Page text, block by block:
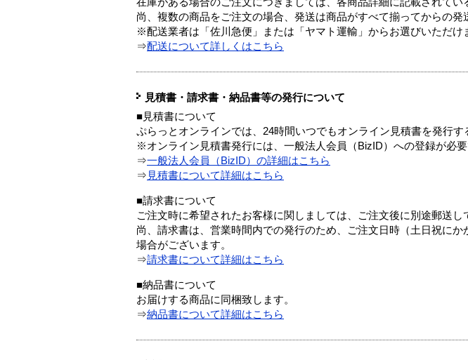
在庫がある場合のご注文につきましては、各商品詳細に記載されてい
尚、複数の商品をご注文の場合、発送は商品がすべて揃ってからの発
※配送業者は「佐川急便」または「ヤマト運輸」からお選びいただけ
⇒配送について詳しくはこちら
見積書・請求書・納品書等の発行について
■見積書について
ぷらっとオンラインでは、24時間いつでもオンライン見積書を発行す
※オンライン見積書発行には、一般法人会員（BizID）への登録が必要
⇒一般法人会員（BizID）の詳細はこちら
⇒ 見積書について詳細はこちら
■請求書について
ご注文時に希望されたお客様に関しましては、ご注文後に別途郵送し
尚、請求書は、営業時間内での発行のため、ご注文日時（土日祝に
場合がございます。
⇒請求書について詳細はこちら
■納品書について
お届けする商品に同梱致します。
⇒納品書について詳細はこちら